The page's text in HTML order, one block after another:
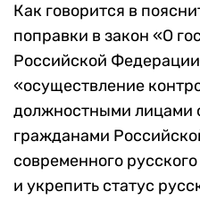
Как говорится в
поправки в закон «О
Российской
«осуществление
должностными лицами
гражданами
современного
и укрепить статус